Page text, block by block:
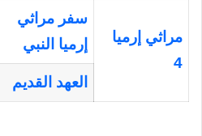
مراثي إرميا
4
سفر مراثي
إرميا النبي
العهد القديم